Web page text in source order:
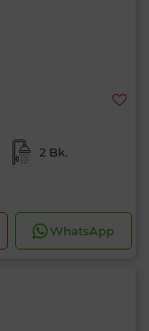
2 Bk.
WhatsApp